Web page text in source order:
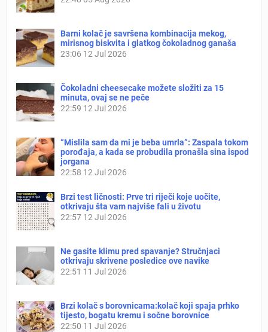
Barni kolač je savršena kombinacija mekog,
mirisnog biskvita i glatkog čokoladnog ganaša
23:06 12 Jul 2026
Čokoladni cheesecake možete složiti za 15
minuta, ovaj se ne peče
22:59 12 Jul 2026
“Mislila sam da mi je beba umrla”: Zaspala tokom
porođaja, a kada se probudila pronašla sina ispod
jorgana
22:58 12 Jul 2026
Brzi test ličnosti: Prve tri riječi koje uočite,
otkrivaju šta vam najviše fali u životu
22:57 12 Jul 2026
Ne gasite klimu pred spavanje? Stručnjaci
otkrivaju skrivene posledice ove navike
22:51 11 Jul 2026
Brzi kolač s borovnicama:kolač koji spaja prhko
tijesto, bogatu kremu i sočne borovnice
22:50 11 Jul 2026